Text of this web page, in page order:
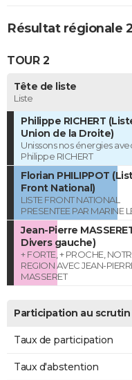
Résultat régionale
TOUR 2
Tête de liste
Liste
Philippe RICHERT
Union de la Droite)
Unissons nos énergies
Philippe RICHERT
Florian PHILIPPOT
Front National)
LISTE FRONT NATIONAL
PRESENTEE PAR MARINE
Jean-Pierre
Divers gauche)
+ FORTE, + PROCHE,
REGION AVEC JEAN-
MASSERET
Participation au scrutin
Taux de participation
Taux d'abstention